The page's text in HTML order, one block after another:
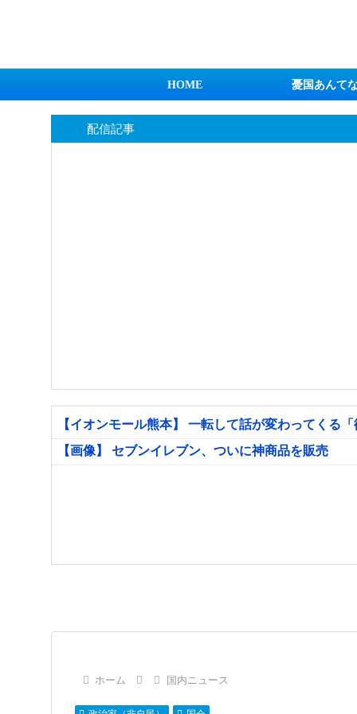
HOME 憂国あんて
配信記事
【イオンモール熊本】 一転して話が変わってくる
【画像】 セブンイレブン、ついに神商品を販売
ホーム 国内ニュース